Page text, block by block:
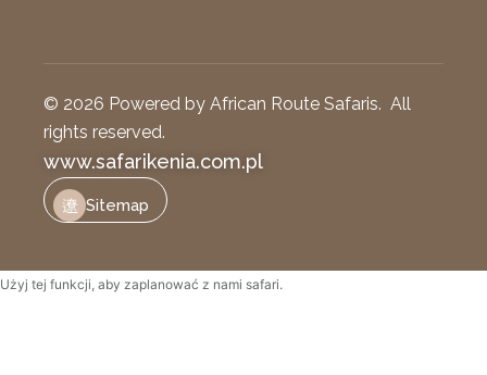
© 2026 Powered by African Route Safaris. All
rights reserved.
www.safarikenia.com.pl
Sitemap
Użyj tej funkcji, aby zaplanować z nami safari.